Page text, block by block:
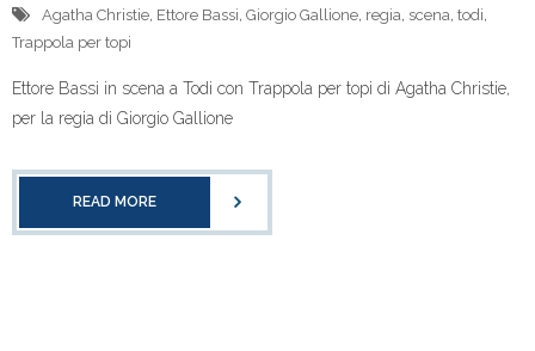
Agatha Christie, Ettore Bassi, Giorgio Gallione, regia, scena, todi,
Trappola per topi
Ettore Bassi in scena a Todi con Trappola per topi di Agatha Christie,
per la regia di Giorgio Gallione
READ MORE